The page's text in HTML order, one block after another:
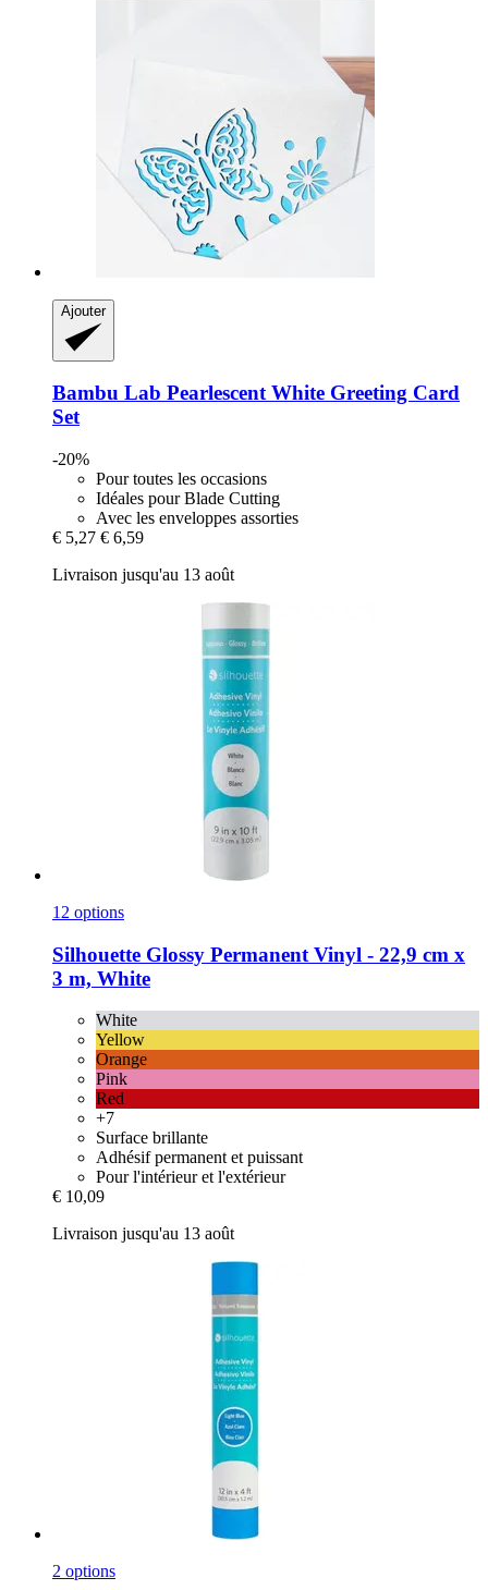
Ajouter
Bambu Lab Pearlescent White Greeting Card
Set
-20%
Pour toutes les occasions
Idéales pour Blade Cutting
Avec les enveloppes assorties
€ 5,27 € 6,59
Livraison jusqu'au 13 août
12 options
Silhouette Glossy Permanent Vinyl -​ 22,9 cm x
3 m, White
White
Yellow
Orange
Pink
Red
+7
Surface brillante
Adhésif permanent et puissant
Pour l'intérieur et l'extérieur
€ 10,09
Livraison jusqu'au 13 août
2 options